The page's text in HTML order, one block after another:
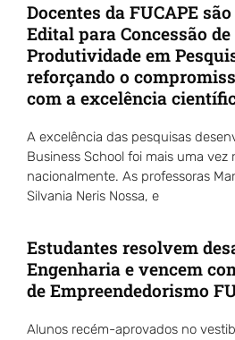
Docentes da FUCAPE
Edital para Concessão
Produtividade em
reforçando o
com a excelência
A excelência das pesquisas
Business School foi mais uma vez
nacionalmente. As professoras
Silvania Neris Nossa, e
Estudantes resolvem
Engenharia e vencem
de Empreendedorismo
Alunos recém-aprovados no